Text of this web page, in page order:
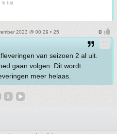
Ik bijt.
2023 @ 00:29 • 25
van seizoen 2 al uit.
gaan volgen. Dit wordt
meer helaas.
2